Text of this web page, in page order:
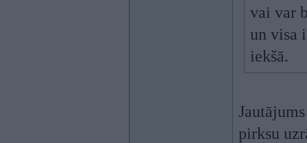
vai var
un visa
iekšā.
pirksu